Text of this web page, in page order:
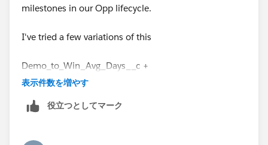
milestones in our Opp lifecycle.
I've tried a few variations of this
Demo_to_Win_Avg_Days__c +
datevalue(CreatedDate)
- this measures the days from a demo to customer,
表示件数を増やす
役立つとしてマーク